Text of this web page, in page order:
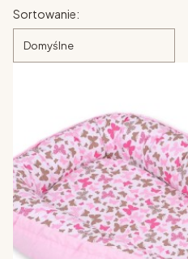
Lista produktów
Sortowanie:
Domyślne